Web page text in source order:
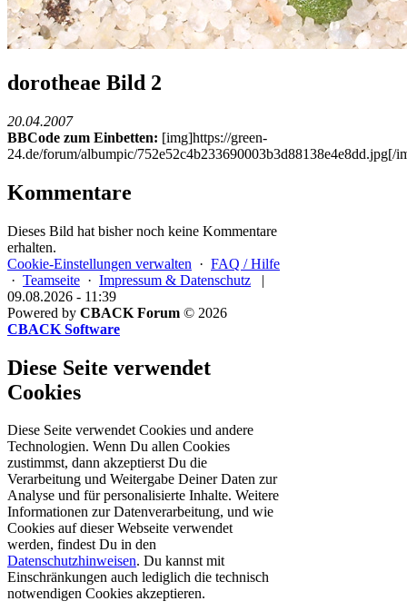
dorotheae Bild 2
20.04.2007
BBCode zum Einbetten: [img]https://green-
24.de/forum/albumpic/752e52c4b233690003b3d88138e4e8dd.jpg[/
Kommentare
Dieses Bild hat bisher noch keine Kommentare
erhalten.
Cookie-Einstellungen verwalten · FAQ / Hilfe
· Teamseite · Impressum & Datenschutz |
09.08.2026 - 11:39
Powered by CBACK Forum © 2026
CBACK Software
Diese Seite verwendet
Cookies
Diese Seite verwendet Cookies und andere
Technologien. Wenn Du allen Cookies
zustimmst, dann akzeptierst Du die
Verarbeitung und Weitergabe Deiner Daten zur
Analyse und für personalisierte Inhalte. Weitere
Informationen zur Datenverarbeitung, und wie
Cookies auf dieser Webseite verwendet
werden, findest Du in den
Datenschutzhinweisen. Du kannst mit
Einschränkungen auch lediglich die technisch
notwendigen Cookies akzeptieren.